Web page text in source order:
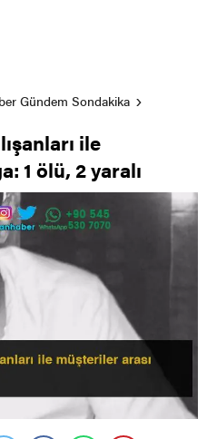
Gündem Sondakika
ile
1 ölü, 2 yaralı